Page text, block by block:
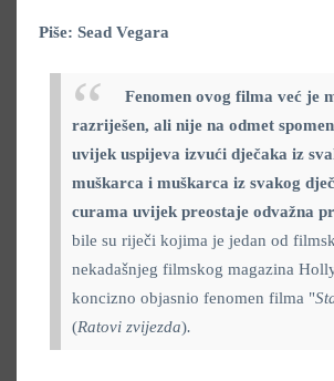
Piše: Sead Vegara
Fenomen ovog filma već je
razriješen, ali nije na odmet
uvijek uspijeva izvući dječaka iz
muškarca i muškarca iz svakog
curama uvijek preostaje odvažna
bile su riječi kojima je jedan od
nekadašnjeg filmskog magazina
koncizno objasnio fenomen filma "
(Ratovi zvijezda).